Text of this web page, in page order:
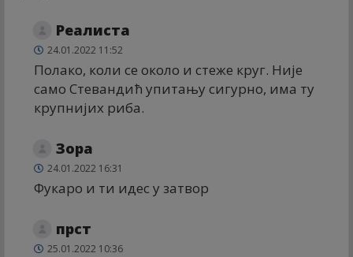
Реалиста
24.01.2022 11:52
Полако, коли се около и стеже круг. Није
само Стевандић упитању сигурно, има ту
крупнијих риба.
Зора
24.01.2022 16:31
Фукаро и ти идес у затвор
прст
25.01.2022 10:36